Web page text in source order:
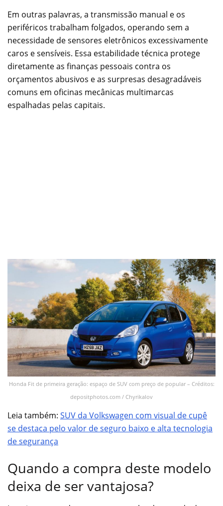
Em outras palavras, a transmissão manual e os
periféricos trabalham folgados, operando sem a
necessidade de sensores eletrônicos excessivamente
caros e sensíveis. Essa estabilidade técnica protege
diretamente as finanças pessoais contra os
orçamentos abusivos e as surpresas desagradáveis
comuns em oficinas mecânicas multimarcas
espalhadas pelas capitais.
Honda Fit de primeira geração: espaço de SUV com preço de popular – Créditos:
depositphotos.com / Chyrikalov
Leia também: SUV da Volkswagen com visual de cupê
se destaca pelo valor de seguro baixo e alta tecnologia
de segurança
Quando a compra deste modelo
deixa de ser vantajosa?